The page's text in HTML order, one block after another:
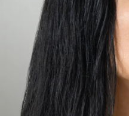
FAQ™ Pure Beauty-
issa™ Teeth Whitening
English
Français
Italiano
Polski
Svenska
Türkçe
简体中